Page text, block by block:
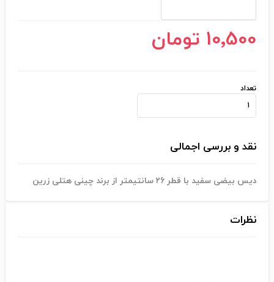
10٬500 تومان
تعداد
نقد و بررسی اجمالی
دیس بیضی سفید با قطر 26 سانتیمتر از برند چینی هتلی زرین
نظرات